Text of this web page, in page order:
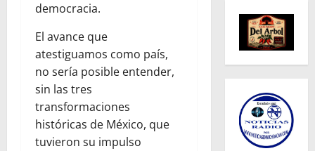
democracia.
El avance que
atestiguamos como país,
no sería posible entender,
sin las tres
transformaciones
históricas de México, que
tuvieron su impulso